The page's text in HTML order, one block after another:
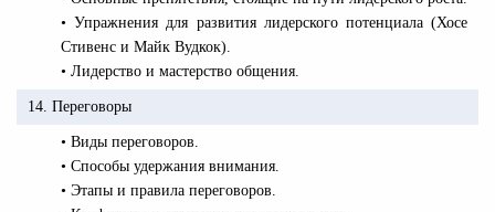
• Упражнения для развития лидерского потенциала (Хосе
Стивенс и Майк Вудкок).
• Лидерство и мастерство общения.
14. Переговоры
• Виды переговоров.
• Способы удержания внимания.
• Этапы и правила переговоров.